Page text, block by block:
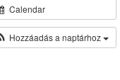
Calendar
Hozzáadás a naptárhoz